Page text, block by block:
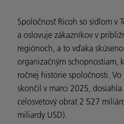
Spoločnosť Ricoh so sídlom v
a oslovuje zákazníkov v
regiónoch, a to vďaka
organizačným schopnostiam,
ročnej histórie spoločnosti.
skončil v marci 2025, dosiahla
celosvetový obrat 2 527
miliardy USD).